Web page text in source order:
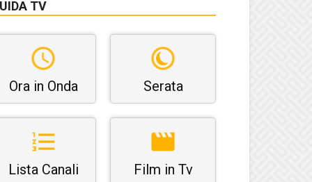
TV
Ora in Onda Serata
Lista Canali Film in Tv